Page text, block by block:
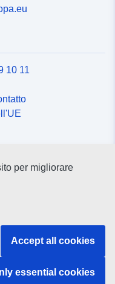
10 11
per migliorare
Accept all cookies
essential cookies